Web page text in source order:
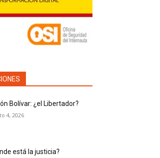
Bolívar: ¿el Libertador?
4, 2026
está la justicia?